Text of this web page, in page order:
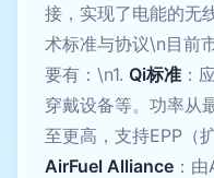
接，实现了电能的无
术标准与协议\n目前
要有：\n1. Qi标准 ：
穿戴设备等。功率从
至更高，支持EPP（
AirFuel Alliance ：